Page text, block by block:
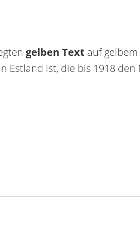
gelben Text auf
Estland ist, die bis 1918 den